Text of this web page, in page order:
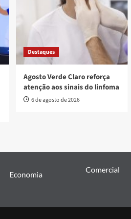
Destaques
Agosto Verde Claro reforça
atenção aos sinais do linfoma
6 de agosto de 2026
Economia
Comercial